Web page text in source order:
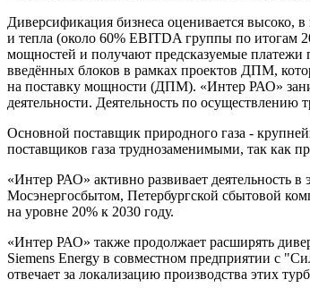
Диверсификация бизнеса оценивается высоко,
и тепла (около 60% EBITDA группы по итогам
мощностей и получают предсказуемые
введённых блоков в рамках проектов ДПМ,
на поставку мощности (ДПМ). «Интер РАО»
деятельности. Деятельность по осуществлению
Основной поставщик природного газа -
поставщиков газа труднозаменимыми, так как
«Интер РАО» активно развивает деятельность
Мосэнергосбытом, Петербургской сбытовой
на уровне 20% к 2030 году.
«Интер РАО» также продолжает расширять
Siemens Energy в совместном предприятии с
отвечает за локализацию производства этих